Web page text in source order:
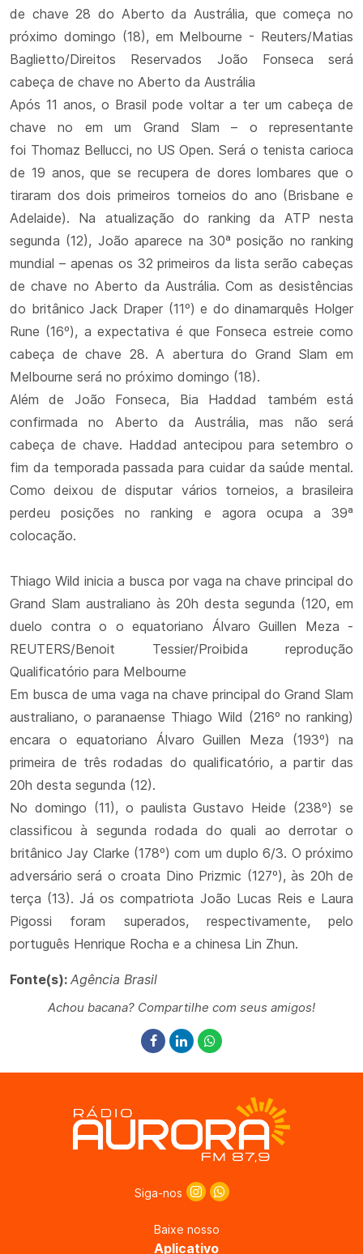
de chave 28 do Aberto da Austrália, que começa no
próximo domingo (18), em Melbourne - Reuters/Matias
Baglietto/Direitos Reservados João Fonseca será
cabeça de chave no Aberto da Austrália
Após 11 anos, o Brasil pode voltar a ter um cabeça de
chave no em um Grand Slam – o representante
foi Thomaz Bellucci, no US Open. Será o tenista carioca
de 19 anos, que se recupera de dores lombares que o
tiraram dos dois primeiros torneios do ano (Brisbane e
Adelaide). Na atualização do ranking da ATP nesta
segunda (12), João aparece na 30ª posição no ranking
mundial – apenas os 32 primeiros da lista serão cabeças
de chave no Aberto da Austrália. Com as desistências
do britânico Jack Draper (11º) e do dinamarquês Holger
Rune (16º), a expectativa é que Fonseca estreie como
cabeça de chave 28. A abertura do Grand Slam em
Melbourne será no próximo domingo (18).
Além de João Fonseca, Bia Haddad também está
confirmada no Aberto da Austrália, mas não será
cabeça de chave. Haddad antecipou para setembro o
fim da temporada passada para cuidar da saúde mental.
Como deixou de disputar vários torneios, a brasileira
perdeu posições no ranking e agora ocupa a 39ª
colocação.
Thiago Wild inicia a busca por vaga na chave principal do
Grand Slam australiano às 20h desta segunda (120, em
duelo contra o o equatoriano Álvaro Guillen Meza -
REUTERS/Benoit Tessier/Proibida reprodução
Qualificatório para Melbourne
Em busca de uma vaga na chave principal do Grand Slam
australiano, o paranaense Thiago Wild (216º no ranking)
encara o equatoriano Álvaro Guillen Meza (193º) na
primeira de três rodadas do qualificatório, a partir das
20h desta segunda (12).
No domingo (11), o paulista Gustavo Heide (238º) se
classificou à segunda rodada do quali ao derrotar o
britânico Jay Clarke (178º) com um duplo 6/3. O próximo
adversário será o croata Dino Prizmic (127º), às 20h de
terça (13). Já os compatriota João Lucas Reis e Laura
Pigossi foram superados, respectivamente, pelo
português Henrique Rocha e a chinesa Lin Zhun.
Fonte(s): Agência Brasil
Achou bacana? Compartilhe com seus amigos!
Siga-nos
Baixe nosso
Aplicativo